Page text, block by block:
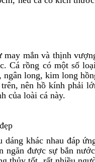
mắn và thịnh
Cá rồng có một số
ngân long, kim long
nên hồ kính phải
của loài cá này.
khác nhau đáp
ngăn được sự bắn